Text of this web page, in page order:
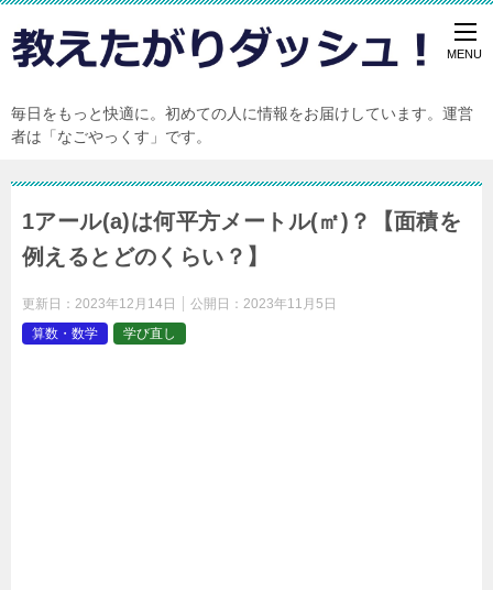
毎日をもっと快適に。初めての人に情報をお届けしています。運営
者は「なごやっくす」です。
1アール(a)は何平方メートル(㎡)？【面積を
例えるとどのくらい？】
更新日： 2023年12月14日 公開日： 2023年11月5日
算数・数学
学び直し